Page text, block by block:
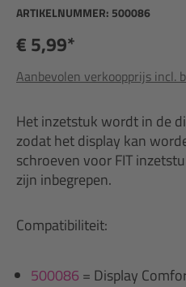
ARTIKELNUMMER: 500086
€ 5,99*
Aanbevolen verkoopprijs incl.
Het inzetstuk wordt in de
zodat het display kan
schroeven voor FIT
zijn inbegrepen.
Compatibiliteit:
500086 = Display